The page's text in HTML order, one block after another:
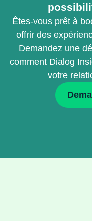
Êtes-vous prêt à
offrir des
Demandez une
comment Dialog
votre